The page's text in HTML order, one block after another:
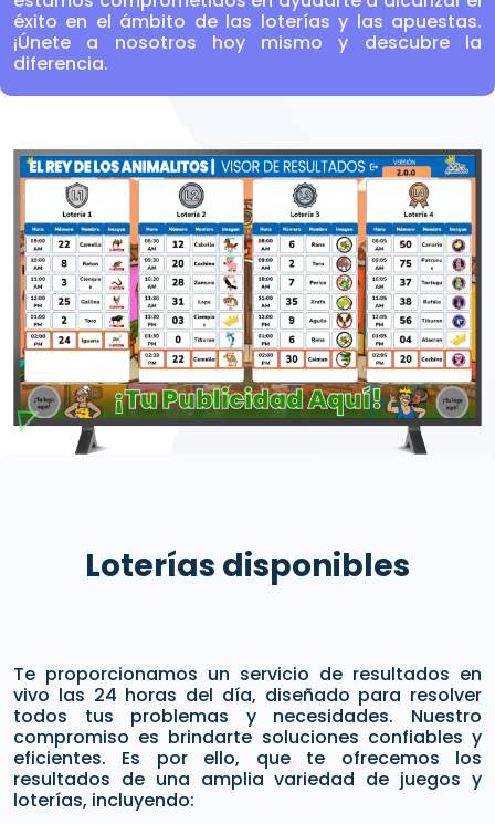
éxito en el ámbito de las loterías y las apuestas.
¡Únete a nosotros hoy mismo y descubre la
diferencia.
Loterías disponibles
Te proporcionamos un servicio de resultados en
vivo las 24 horas del día, diseñado para resolver
todos tus problemas y necesidades. Nuestro
compromiso es brindarte soluciones confiables y
eficientes. Es por ello, que te ofrecemos los
resultados de una amplia variedad de juegos y
loterías, incluyendo: